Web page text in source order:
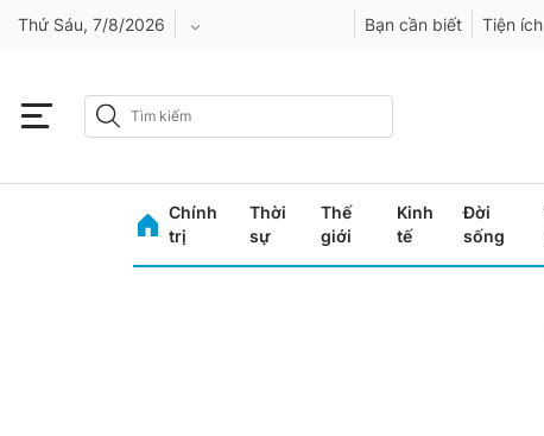
Thứ Sáu, 7/8/2026
Bình Phước
Bạn cần biết Tiện ích
Chính
trị
Thời
sự
Thế
giới
Kinh
tế
Đời
sống